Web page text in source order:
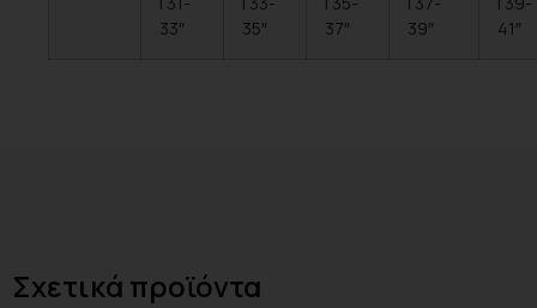
33″
35″
37″
39″
41″
Σχετικά προϊόντα